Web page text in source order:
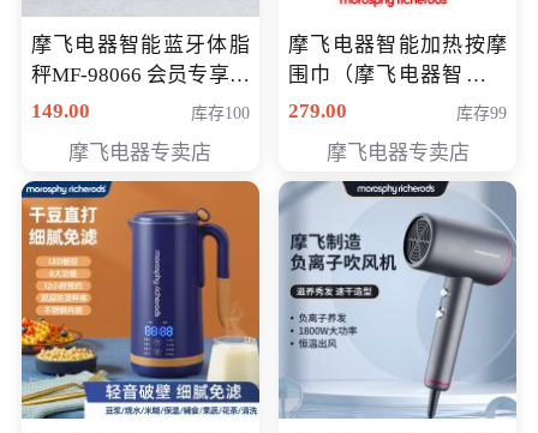
摩飞电器智能蓝牙体脂
秤MF-98066 会员专享价
98元
149.00 库存100
摩飞电器专卖店
摩飞电器智能加热按摩
围巾（摩飞电器智能加
热按摩围脖） 会员专享
279.00 库存99
摩飞电器专卖店